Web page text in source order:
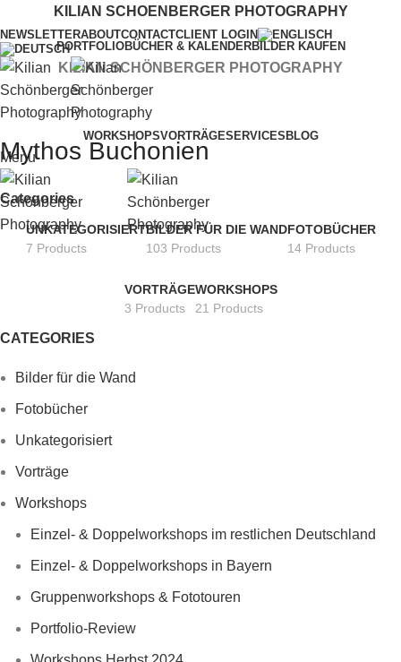
KILIAN SCHOENBERGER PHOTOGRAPHY
NEWSLETTERABOUTCONTACTCLIENT LOGIN
KILIAN SCHÖNBERGER PHOTOGRAPHY
PORTFOLIOBÜCHER & KALENDERBILDER KAUFEN
WORKSHOPSVORTRÄGESERVICES BLOG
Menu
Mythos Buchonien
Categories
UNKATEGORISIERT
7 Products
BILDER FÜR DIE WAND
103 Products
FOTOBÜCHER
14 Products
VORTRÄGE
3 Products
WORKSHOPS
21 Products
CATEGORIES
Bilder für die Wand
Fotobücher
Unkategorisiert
Vorträge
Workshops
Einzel- & Doppelworkshops im restlichen Deutschland
Einzel- & Doppelworkshops in Bayern
Gruppenworkshops & Fototouren
Portfolio-Review